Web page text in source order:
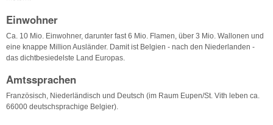
Einwohner
Ca. 10 Mio. Einwohner, darunter fast 6 Mio. Flamen, über 3 Mio. Wallonen und
eine knappe Million Ausländer. Damit ist Belgien - nach den Niederlanden -
das dichtbesiedelste Land Europas.
Amtssprachen
Französisch, Niederländisch und Deutsch (im Raum Eupen/St. Vith leben ca.
66000 deutschsprachige Belgier).